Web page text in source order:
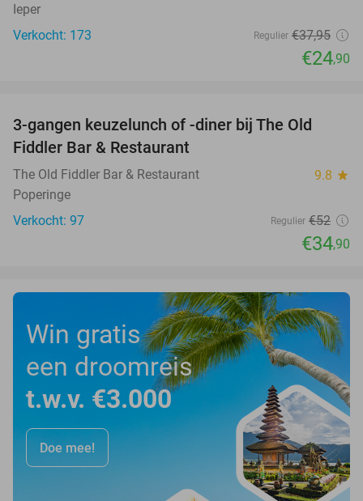
Ieper
Verkocht: 173
Regulier €37,95
€24,90
3-gangen keuzelunch of -diner bij The Old
Fiddler Bar & Restaurant
The Old Fiddler Bar & Restaurant 9.8 star
Poperinge
Verkocht: 97
Regulier €52
€34,90
Win gratis
een droomreis
t.w.v. €3.000
Doe mee!